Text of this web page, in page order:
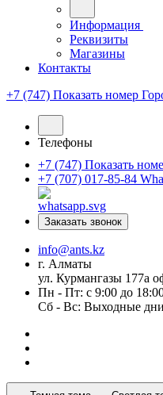
Информация
Реквизиты
Магазины
Контакты
+7 (747) Показать номер
Телефоны
+7 (747) Показать
+7 (707) 017-85-84
Заказать звонок
info@ants.kz
г. Алматы
ул. Курмангазы 177а
Пн - Пт: с 9:00 до
Сб - Вс: Выходные дни